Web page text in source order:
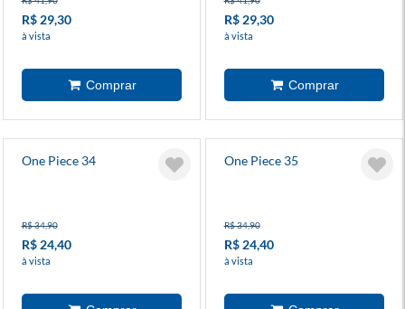
R$ 29,30
à vista
R$ 29,30
à vista
One Piece 34
R$ 34,90
R$ 24,40
à vista
One Piece 35
R$ 34,90
R$ 24,40
à vista